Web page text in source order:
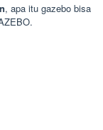
, apa itu gazebo bisa